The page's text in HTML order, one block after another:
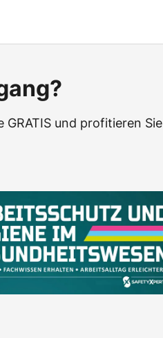
GRATIS und profitieren Sie